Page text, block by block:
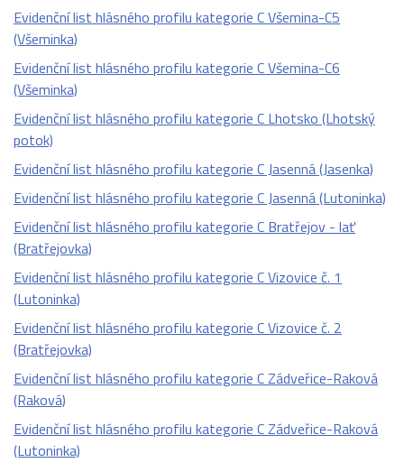
Evidenční list hlásného profilu kategorie C Všemina-C5
(Všeminka)
Evidenční list hlásného profilu kategorie C Všemina-C6
(Všeminka)
Evidenční list hlásného profilu kategorie C Lhotsko (Lhotský
potok)
Evidenční list hlásného profilu kategorie C Jasenná (Jasenka)
Evidenční list hlásného profilu kategorie C Jasenná (Lutoninka)
Evidenční list hlásného profilu kategorie C Bratřejov - lať
(Bratřejovka)
Evidenční list hlásného profilu kategorie C Vizovice č. 1
(Lutoninka)
Evidenční list hlásného profilu kategorie C Vizovice č. 2
(Bratřejovka)
Evidenční list hlásného profilu kategorie C Zádveřice-Raková
(Raková)
Evidenční list hlásného profilu kategorie C Zádveřice-Raková
(Lutoninka)